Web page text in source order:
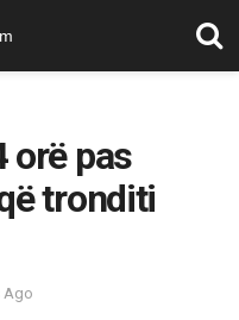
orë pas
tronditi
Ago